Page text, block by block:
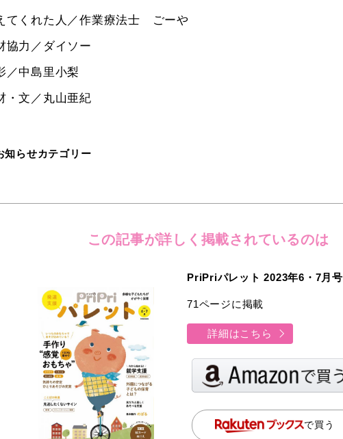
てくれた人／作業療法士 ごーや
協力／ダイソー
／中島里小梨
・文／丸山亜紀
知らせカテゴリー
この記事が詳しく 掲載されているのは
PriPriパレット 2023年6・7月号
71ページに掲載
詳細はこちら
で買う